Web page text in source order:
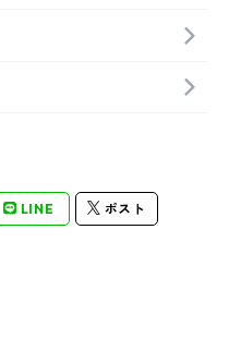
LINE ポスト